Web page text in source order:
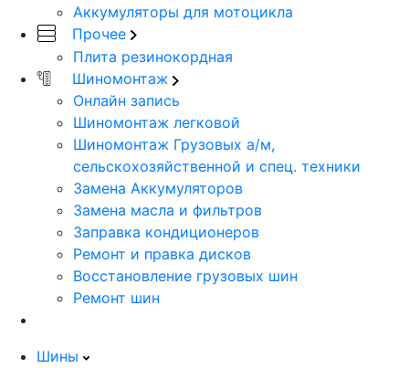
Аккумуляторы для мотоцикла
Прочее
Плита резинокордная
Шиномонтаж
Онлайн запись
Шиномонтаж легковой
Шиномонтаж Грузовых а/м,
сельскохозяйственной и спец. техники
Замена Аккумуляторов
Замена масла и фильтров
Заправка кондиционеров
Ремонт и правка дисков
Восстановление грузовых шин
Ремонт шин
Шины